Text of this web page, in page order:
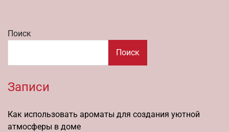
Поиск
Поиск
Записи
Как использовать ароматы для создания уютной
атмосферы в доме